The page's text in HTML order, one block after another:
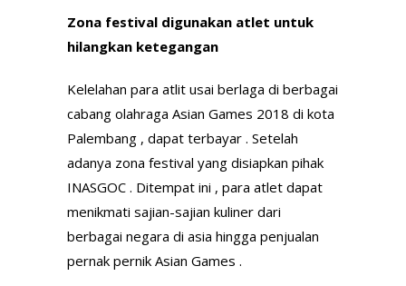
Zona festival digunakan atlet untuk
hilangkan ketegangan
Kelelahan para atlit usai berlaga di berbagai
cabang olahraga Asian Games 2018 di kota
Palembang , dapat terbayar . Setelah
adanya zona festival yang disiapkan pihak
INASGOC . Ditempat ini , para atlet dapat
menikmati sajian-sajian kuliner dari
berbagai negara di asia hingga penjualan
pernak pernik Asian Games .